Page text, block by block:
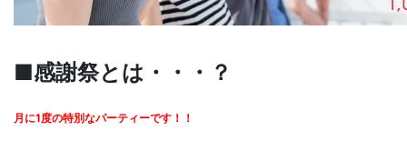
■感謝祭とは・・・？
月に1度の特別なパーティーです！！